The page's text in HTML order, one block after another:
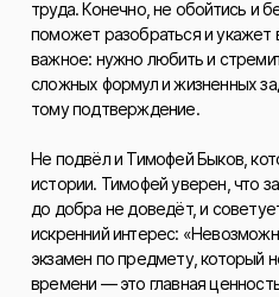
труда. Конечно, не обойтись и
поможет разобраться и укажет
важное: нужно любить и
сложных формул и жизненных
тому подтверждение.
Не подвёл и Тимофей Быков,
истории. Тимофей уверен, что
до добра не доведёт, и
искренний интерес:
экзамен по предмету, который
времени — это главная